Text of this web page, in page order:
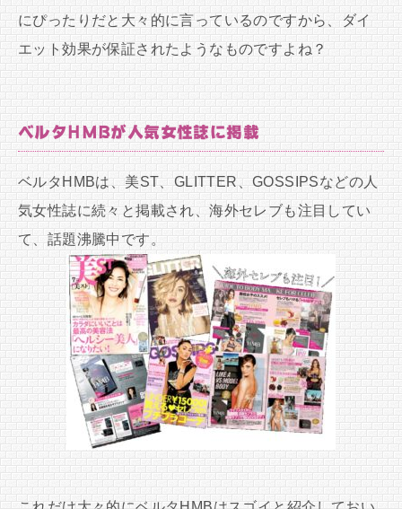
にぴったりだと大々的に言っているのですから、ダイ
エット効果が保証されたようなものですよね？
ベルタHMBが人気女性誌に掲載
ベルタHMBは、美ST、GLITTER、GOSSIPSなどの人
気女性誌に続々と掲載され、海外セレブも注目してい
て、話題沸騰中です。